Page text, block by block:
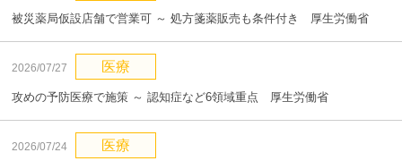
被災薬局仮設店舗で営業可 ～ 処方箋薬販売も条件付き 厚生労働省
2026/07/27 医療
攻めの予防医療で施策 ～ 認知症など6領域重点 厚生労働省
2026/07/24 医療